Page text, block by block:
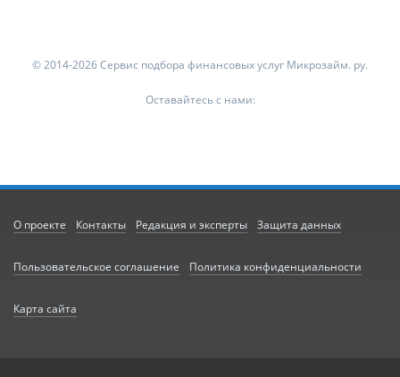
© 2014-2026 Сервис подбора финансовых услуг Микрозайм. ру.
Оставайтесь с нами:
О проекте Контакты Редакция и эксперты Защита данных
Пользовательское соглашение Политика конфиденциальности
Карта сайта